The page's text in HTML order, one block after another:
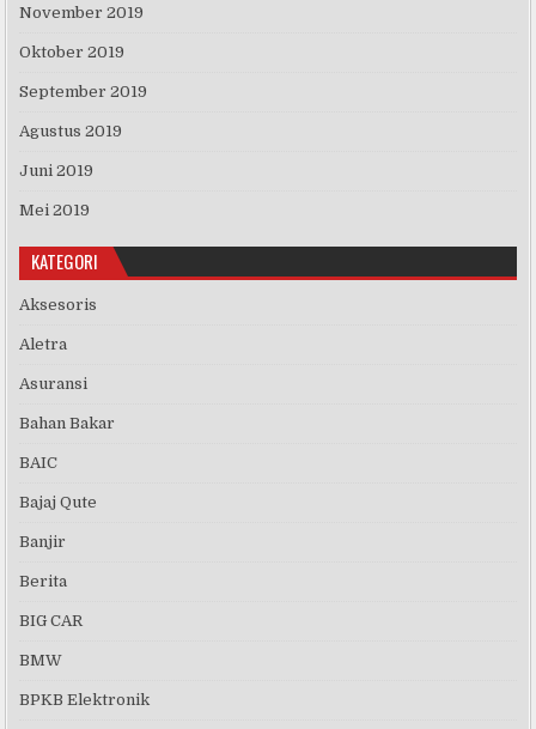
November 2019
Oktober 2019
September 2019
Agustus 2019
Juni 2019
Mei 2019
KATEGORI
Aksesoris
Aletra
Asuransi
Bahan Bakar
BAIC
Bajaj Qute
Banjir
Berita
BIG CAR
BMW
BPKB Elektronik